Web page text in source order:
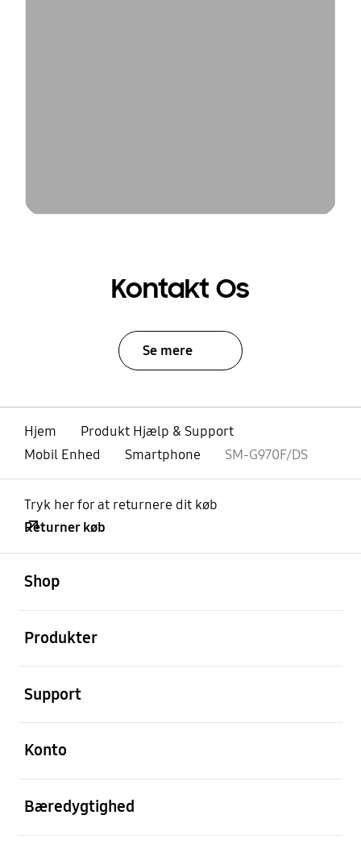
Kontakt Os
Se mere
Hjem
Produkt Hjælp & Support
Mobil Enhed
Smartphone SM-G970F/DS
Tryk her for at returnere dit køb
Returner køb
Shop
Produkter
Support
Konto
Bæredygtighed